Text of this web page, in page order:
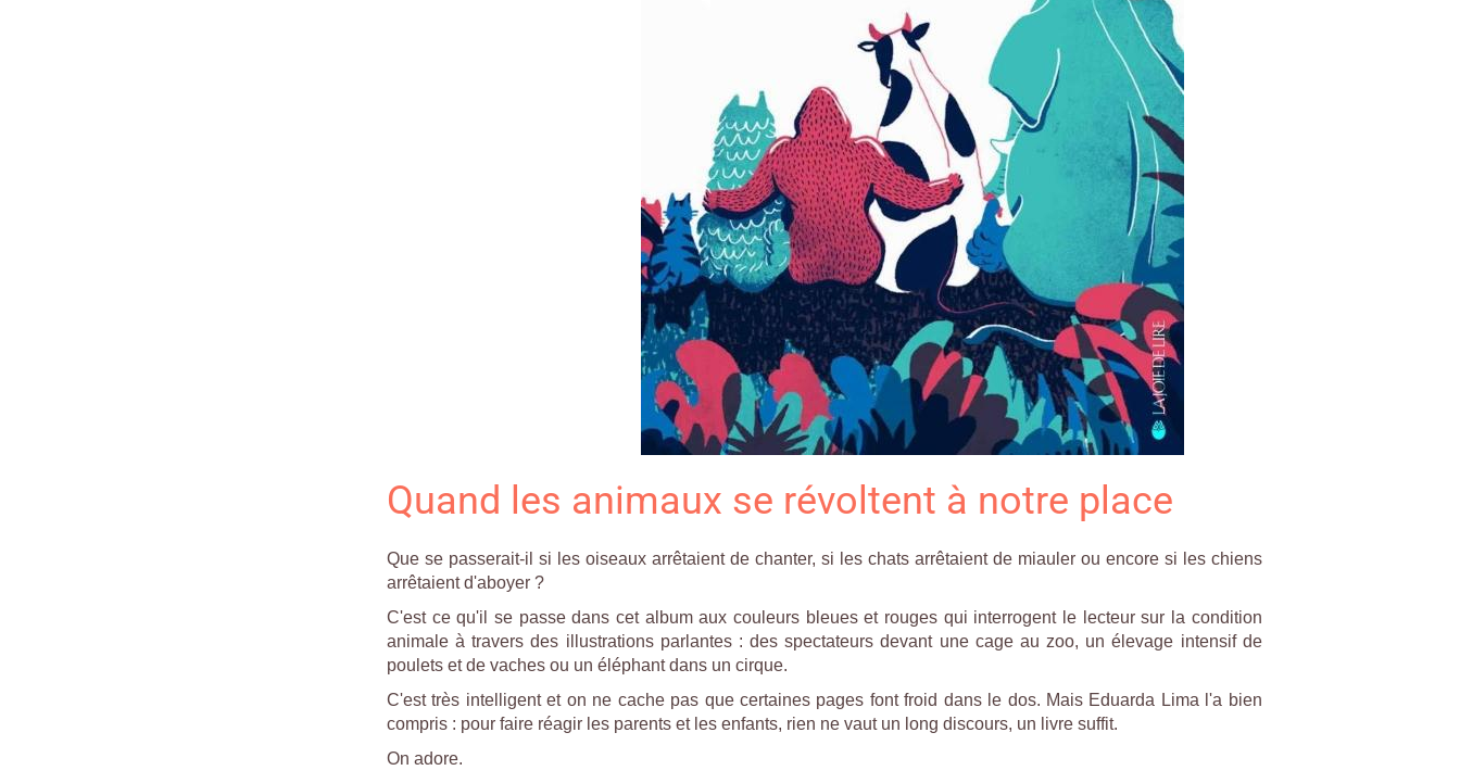
Quand les animaux se révoltent à notre place
Que se passerait-il si les oiseaux arrêtaient de chanter, si les chats arrêtaient de miauler ou encore si les chiens
arrêtaient d'aboyer ?
C'est ce qu'il se passe dans cet album aux couleurs bleues et rouges qui interrogent le lecteur sur la condition
animale à travers des illustrations parlantes : des spectateurs devant une cage au zoo, un élevage intensif de
poulets et de vaches ou un éléphant dans un cirque.
C'est très intelligent et on ne cache pas que certaines pages font froid dans le dos. Mais Eduarda Lima l'a bien
compris : pour faire réagir les parents et les enfants, rien ne vaut un long discours, un livre suffit.
On adore.